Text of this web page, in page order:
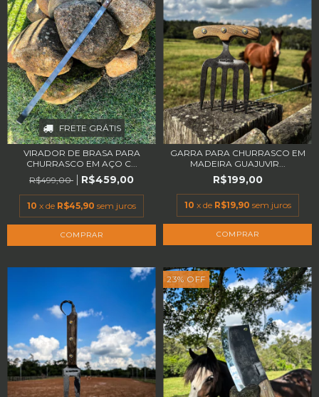
FRETE GRÁTIS
VIRADOR DE BRASA PARA
CHURRASCO EM AÇO C...
R$499,00
R$459,00
10 x de R$45,90 sem juros
GARRA PARA CHURRASCO EM
MADEIRA GUAJUVIR...
R$199,00
10 x de R$19,90 sem juros
23% OFF